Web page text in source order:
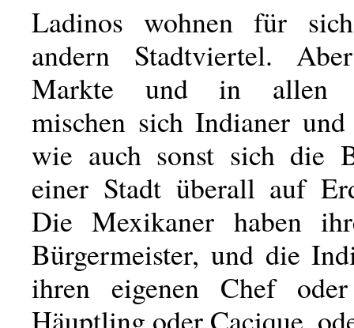
Ladinos wohnen für
andern Stadtviertel.
Markte und in allen
mischen sich Indianer
wie auch sonst sich die
einer Stadt überall auf
Die Mexikaner haben
Bürgermeister, und die
ihren eigenen Chef
Häuptling oder Cacique,